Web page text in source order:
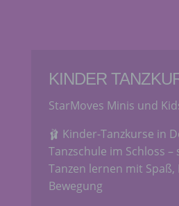
KINDER
StarMoves Minis und
🩰 Kinder-Tanzkurse in
Tanzschule im Schloss –
Tanzen lernen mit Spaß,
Bewegung